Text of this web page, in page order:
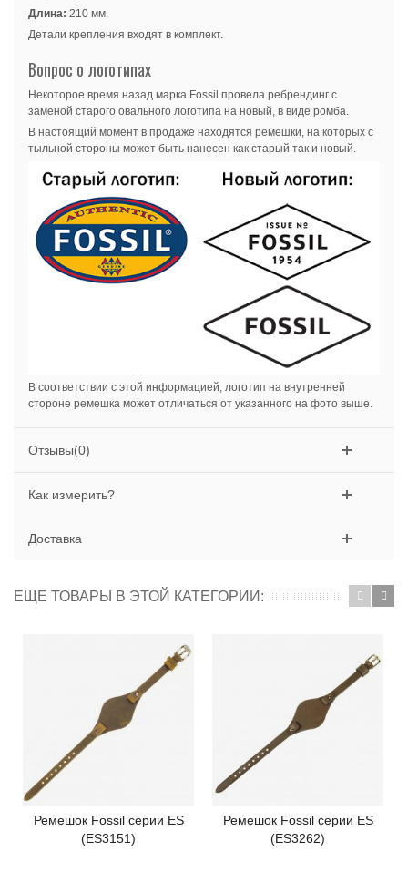
Длина: 210 мм.
Детали крепления входят в комплект.
Вопрос о логотипах
Некоторое время назад марка Fossil провела ребрендинг с
заменой старого овального логотипа на новый, в виде ромба.
В настоящий момент в продаже находятся ремешки, на которых с
тыльной стороны может быть нанесен как старый так и новый.
В соответствии с этой информацией, логотип на внутренней
стороне ремешка может отличаться от указанного на фото выше.
Отзывы(0)
Как измерить?
Доставка
ЕЩЕ ТОВАРЫ В ЭТОЙ КАТЕГОРИИ:
Ремешок Fossil серии ES
(ES3151)
Ремешок Fossil серии ES
(ES3262)